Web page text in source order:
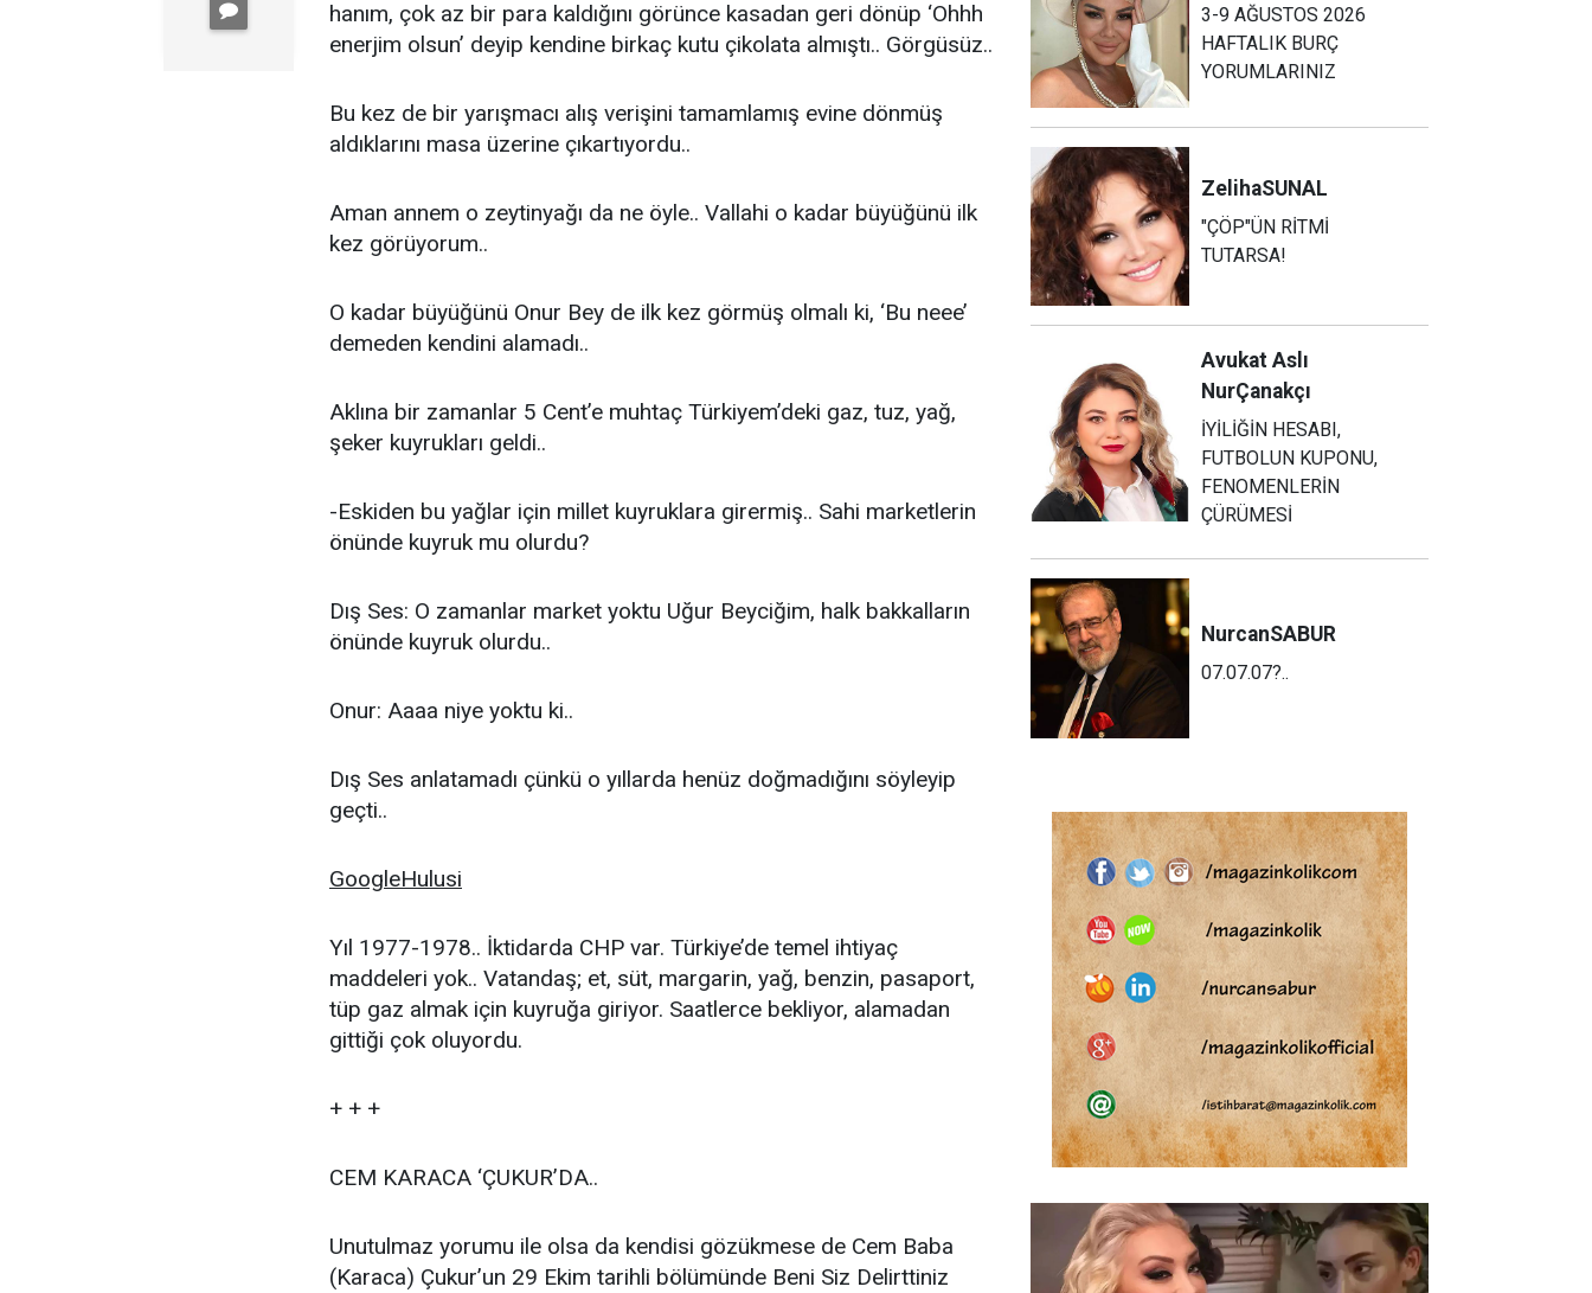
hanım, çok az bir para kaldığını görünce kasadan geri dönüp ‘Ohhh
enerjim olsun’ deyip kendine birkaç kutu çikolata almıştı.. Görgüsüz..
Bu kez de bir yarışmacı alış verişini tamamlamış evine dönmüş
aldıklarını masa üzerine çıkartıyordu..
Aman annem o zeytinyağı da ne öyle.. Vallahi o kadar büyüğünü ilk
kez görüyorum..
O kadar büyüğünü Onur Bey de ilk kez görmüş olmalı ki, ‘Bu neee’
demeden kendini alamadı..
Aklına bir zamanlar 5 Cent’e muhtaç Türkiyem’deki gaz, tuz, yağ,
şeker kuyrukları geldi..
-Eskiden bu yağlar için millet kuyruklara girermiş.. Sahi marketlerin
önünde kuyruk mu olurdu?
Dış Ses: O zamanlar market yoktu Uğur Beyciğim, halk bakkalların
önünde kuyruk olurdu..
Onur: Aaaa niye yoktu ki..
Dış Ses anlatamadı çünkü o yıllarda henüz doğmadığını söyleyip
geçti..
GoogleHulusi
Yıl 1977-1978.. İktidarda CHP var. Türkiye’de temel ihtiyaç
maddeleri yok.. Vatandaş; et, süt, margarin, yağ, benzin, pasaport,
tüp gaz almak için kuyruğa giriyor. Saatlerce bekliyor, alamadan
gittiği çok oluyordu.
+ + +
CEM KARACA ‘ÇUKUR’DA..
Unutulmaz yorumu ile olsa da kendisi gözükmese de Cem Baba
(Karaca) Çukur’un 29 Ekim tarihli bölümünde Beni Siz Delirttiniz
3-9 AĞUSTOS 2026
HAFTALIK BURÇ
YORUMLARINIZ
ZelihaSUNAL
"ÇÖP"ÜN RİTMİ
TUTARSA!
Avukat Aslı
NurÇanakçı
İYİLİĞİN HESABI,
FUTBOLUN KUPONU,
FENOMENLERİN
ÇÜRÜMESİ
NurcanSABUR
07.07.07?..